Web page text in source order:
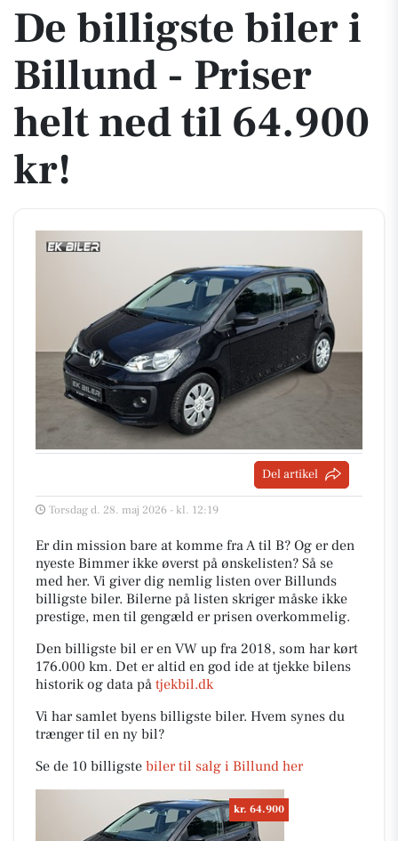
De billigste biler i
Billund - Priser
helt ned til 64.900
kr!
Del artikel
Torsdag d. 28. maj 2026 - kl. 12:19
Er din mission bare at komme fra A til B? Og er den
nyeste Bimmer ikke øverst på ønskelisten? Så se
med her. Vi giver dig nemlig listen over Billunds
billigste biler. Bilerne på listen skriger måske ikke
prestige, men til gengæld er prisen overkommelig.
Den billigste bil er en VW up fra 2018, som har kørt
176.000 km. Det er altid en god ide at tjekke bilens
historik og data på tjekbil.dk
Vi har samlet byens billigste biler. Hvem synes du
trænger til en ny bil?
Se de 10 billigste biler til salg i Billund her
kr. 64.900